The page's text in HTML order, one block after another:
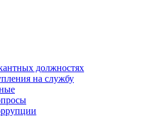
должностях
на службу